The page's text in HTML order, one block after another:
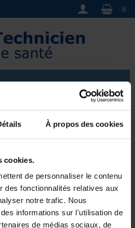
À propos des cookies
cookies.
de personnaliser le contenu
des fonctionnalités relatives aux
notre trafic. Nous
informations sur l'utilisation de
de médias sociaux, de
0
notre large sélection de
qualité. Adapté aux
et fidèle des signaux
pour l'excellence en
ECG pour des résultats
.